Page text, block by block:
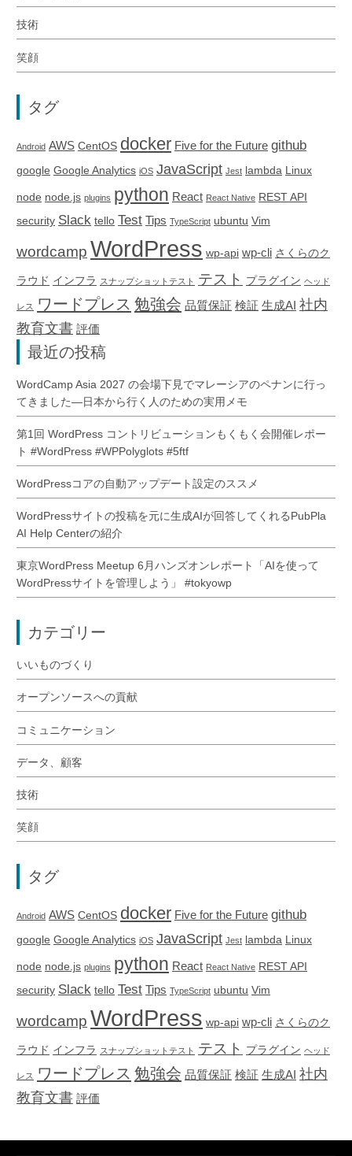
技術
笑顔
タグ
Android AWS CentOS docker Five for the Future github
google Google Analytics iOS JavaScript Jest lambda Linux
node node.js plugins python React React Native REST API
security Slack tello Test Tips TypeScript ubuntu Vim
wordcamp WordPress wp-api wp-cli さくらのク
ラウド インフラ スナップショットテスト テスト プラグイン ヘッド
レス ワードプレス 勉強会 品質保証 検証 生成AI 社内
教育文書 評価
最近の投稿
WordCamp Asia 2027 の会場下見でマレーシアのペナンに行っ
てきました―日本から行く人のための実用メモ
第1回 WordPress コントリビューションもくもく会開催レポー
ト #WordPress #WPPolyglots #5ftf
WordPressコアの自動アップデート設定のススメ
WordPressサイトの投稿を元に生成AIが回答してくれるPubPla
AI Help Centerの紹介
東京WordPress Meetup 6月ハンズオンレポート「AIを使って
WordPressサイトを管理しよう」 #tokyowp
カテゴリー
いいものづくり
オープンソースへの貢献
コミュニケーション
データ、顧客
技術
笑顔
タグ
Android AWS CentOS docker Five for the Future github
google Google Analytics iOS JavaScript Jest lambda Linux
node node.js plugins python React React Native REST API
security Slack tello Test Tips TypeScript ubuntu Vim
wordcamp WordPress wp-api wp-cli さくらのク
ラウド インフラ スナップショットテスト テスト プラグイン ヘッド
レス ワードプレス 勉強会 品質保証 検証 生成AI 社内
教育文書 評価